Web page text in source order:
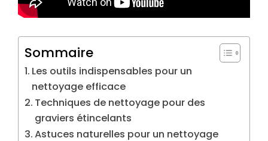
Sommaire
Les outils indispensables pour un
nettoyage efficace
Techniques de nettoyage pour des
graviers étincelants
Astuces naturelles pour un nettoyage